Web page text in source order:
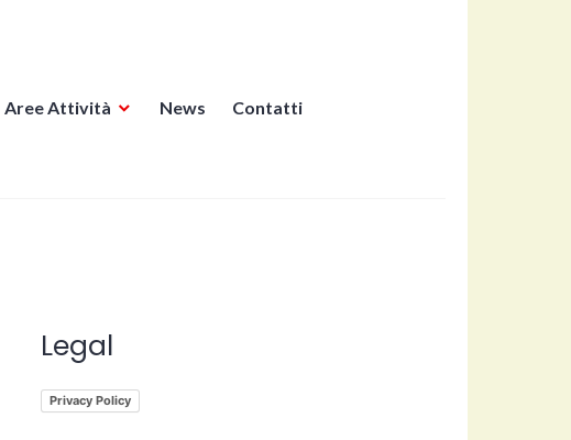
Aree Attività News Contatti
Legal
Privacy Policy